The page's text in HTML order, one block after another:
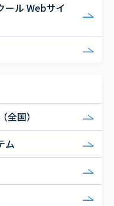
ール Webサイ
全国）
ム